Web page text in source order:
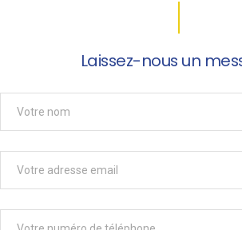
Laissez-nous un